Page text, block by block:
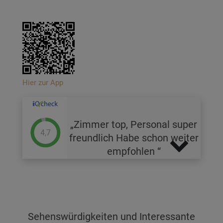
Hier zur App
4,7
Zimmer top, Personal super
freundlich Habe schon weiter
empfohlen
Sehenswürdigkeiten und Interessante